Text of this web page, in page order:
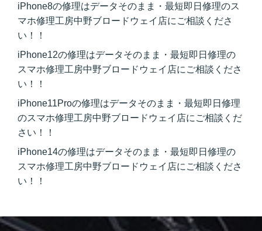
iPhone8の修理はデータそのまま・最短即日修理のス
マホ修理工房中野ブロードウェイ店にご相談くださ
い！！
iPhone12の修理はデータそのまま・最短即日修理の
スマホ修理工房中野ブロードウェイ店にご相談くださ
い！！
iPhone11Proの修理はデータそのまま・最短即日修理
のスマホ修理工房中野ブロードウェイ店にご相談くだ
さい！！
iPhone14の修理はデータそのまま・最短即日修理の
スマホ修理工房中野ブロードウェイ店にご相談くださ
い！！